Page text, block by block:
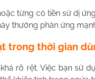
từng có tiền sử dị
thường phản ứng
trong thời gian
rõ rệt. Việc bạn sử